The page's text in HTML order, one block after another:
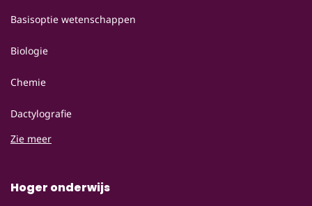
Basisoptie wetenschappen
Biologie
Chemie
Dactylografie
Zie meer
Hoger onderwijs